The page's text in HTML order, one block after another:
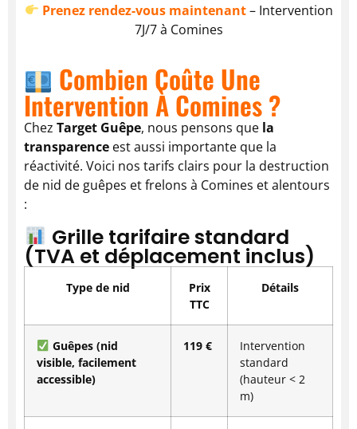
Prenez rendez-vous maintenant– Intervention
7J/7 à Comines
Combien Coûte Une
Intervention À Comines ?
Chez Target Guêpe, nous pensons que la
transparence est aussi importante que la
réactivité. Voici nos tarifs clairs pour la destruction
de nid de guêpes et frelons à Comines et alentours
:
Grille tarifaire standard
(TVA et déplacement inclus)
Type de nid
Prix
TTC
Détails
Guêpes (nid
visible, facilement
accessible)
119 €
Intervention
standard
(hauteur < 2
m)